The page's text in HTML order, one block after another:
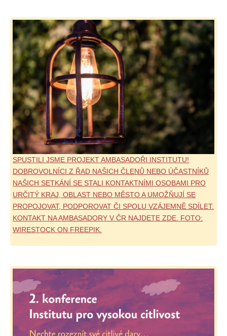
SPUSTILI JSME PROJEKT AMBASADOŘI INSTITUTU!
DOBROVOLNÍCI Z ŘAD NAŠICH ČLENŮ NEBO ÚČASTNÍKŮ
NAŠICH SETKÁNÍ SE STALI KONTAKTNÍMI OSOBAMI PRO
URČITÝ KRAJ, OBLAST NEBO MĚSTO A UMOŽŇUJÍ SE
PROPOJOVAT, PODPOROVAT ČI SPOLU VZÁJEMNĚ SDÍLET.
KONTAKT NA AMBASADORY V ČR NAJDETE ZDE. FOTO:
WIRESTOCK ON FREEPIK.